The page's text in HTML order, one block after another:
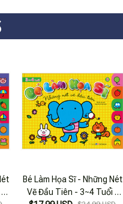
-
Bé Làm Họa Sĩ - Những Nét
Vẽ Đầu Tiên - 3~4 Tuổi -